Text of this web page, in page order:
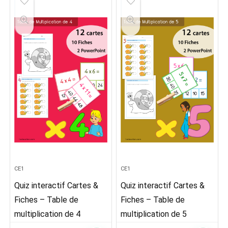
5,00€. 5,00€.
CE1
Quiz interactif Cartes &
Fiches – Table de
multiplication de 4
CE1
Quiz interactif Cartes &
Fiches – Table de
multiplication de 5